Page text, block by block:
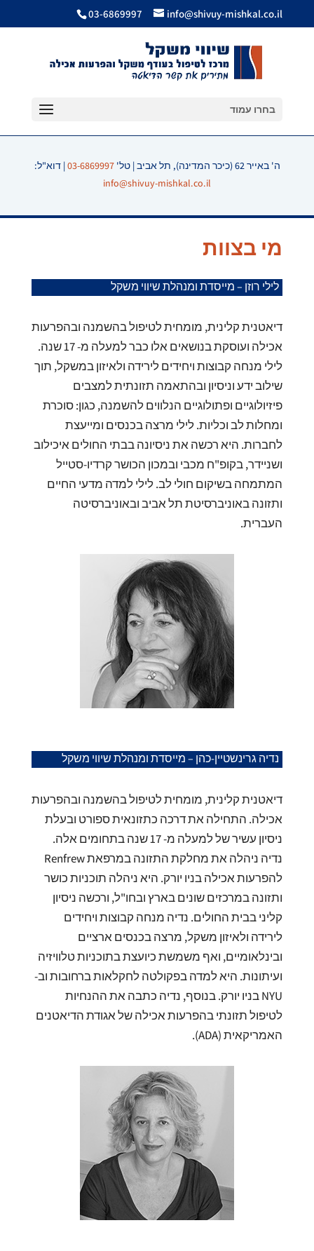
03-6869997 info@shivuy-mishkal.co.il
בחרו עמוד
ה' באייר 62 (כיכר המדינה), תל אביב | טל' 03-6869997| דוא"ל:
info@shivuy-mishkal.co.il
מי בצוות
לילי רוזן – מייסדת ומנהלת שיווי משקל
דיאטנית קלינית, מומחית לטיפול בהשמנה ובהפרעות
אכילה ועוסקת בנושאים אלו כבר למעלה מ- 17 שנה.
לילי מנחה קבוצות ויחידים לירידה ולאיזון במשקל, תוך
שילוב ידע וניסיון ובהתאמה תזונתית למצבים
פיזיולוגיים ופתולוגיים הנלווים להשמנה, כגון: סוכרת
ומחלות לב וכליות. לילי מרצה בכנסים ומייעצת
לחברות. היא רכשה את ניסיונה בבתי החולים איכילוב
ושניידר, בקופ"ח מכבי ובמכון הכושר קרדיו-סטייל
המתמחה בשיקום חולי לב. לילי למדה מדעי החיים
ותזונה באוניברסיטת תל אביב ובאוניברסיטה
העברית.
נדיה גרינשטיין-כהן – מייסדת ומנהלת שיווי משקל
דיאטנית קלינית, מומחית לטיפול בהשמנה ובהפרעות
אכילה. התחילה את דרכה כתזונאית ספורט ובעלת
ניסיון עשיר של למעלה מ- 17 שנה בתחומים אלה.
נדיה ניהלה את מחלקת התזונה במרפאת Renfrew
להפרעות אכילה בניו יורק. היא ניהלה תוכניות כושר
ותזונה במרכזים שונים בארץ ובחו"ל, ורכשה ניסיון
קליני בבית החולים. נדיה מנחה קבוצות ויחידים
לירידה ולאיזון משקל, מרצה בכנסים ארציים
ובינלאומיים, ואף משמשת כיועצת בתוכניות טלוויזיה
ועיתונות. היא למדה בפקולטה לחקלאות ברחובות וב-
NYU בניו יורק. בנוסף, נדיה כתבה את ההנחיות
לטיפול תזונתי בהפרעות אכילה של אגודת הדיאטנים
האמריקאית (ADA).